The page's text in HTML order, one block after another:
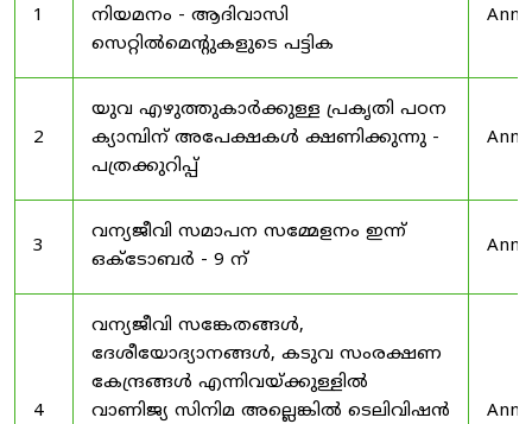
1
നിയമനം - ആദിവാസി
സെറ്റിൽമെന്റുകളുടെ പട്ടിക
2
യുവ എഴുത്തുകാർക്കുള്ള പ്രകൃതി പഠന
ക്യാമ്പിന് അപേക്ഷകൾ ക്ഷണിക്കുന്നു -
പത്രക്കുറിപ്പ്
3
വന്യജീവി സമാപന സമ്മേളനം ഇന്ന്
ഒക്ടോബർ - 9 ന്
4
വന്യജീവി സങ്കേതങ്ങൾ,
ദേശീയോദ്യാനങ്ങൾ, കടുവ സംരക്ഷണ
കേന്ദ്രങ്ങൾ എന്നിവയ്ക്കുള്ളിൽ
വാണിജ്യ സിനിമ അല്ലെങ്കിൽ ടെലിവിഷൻ